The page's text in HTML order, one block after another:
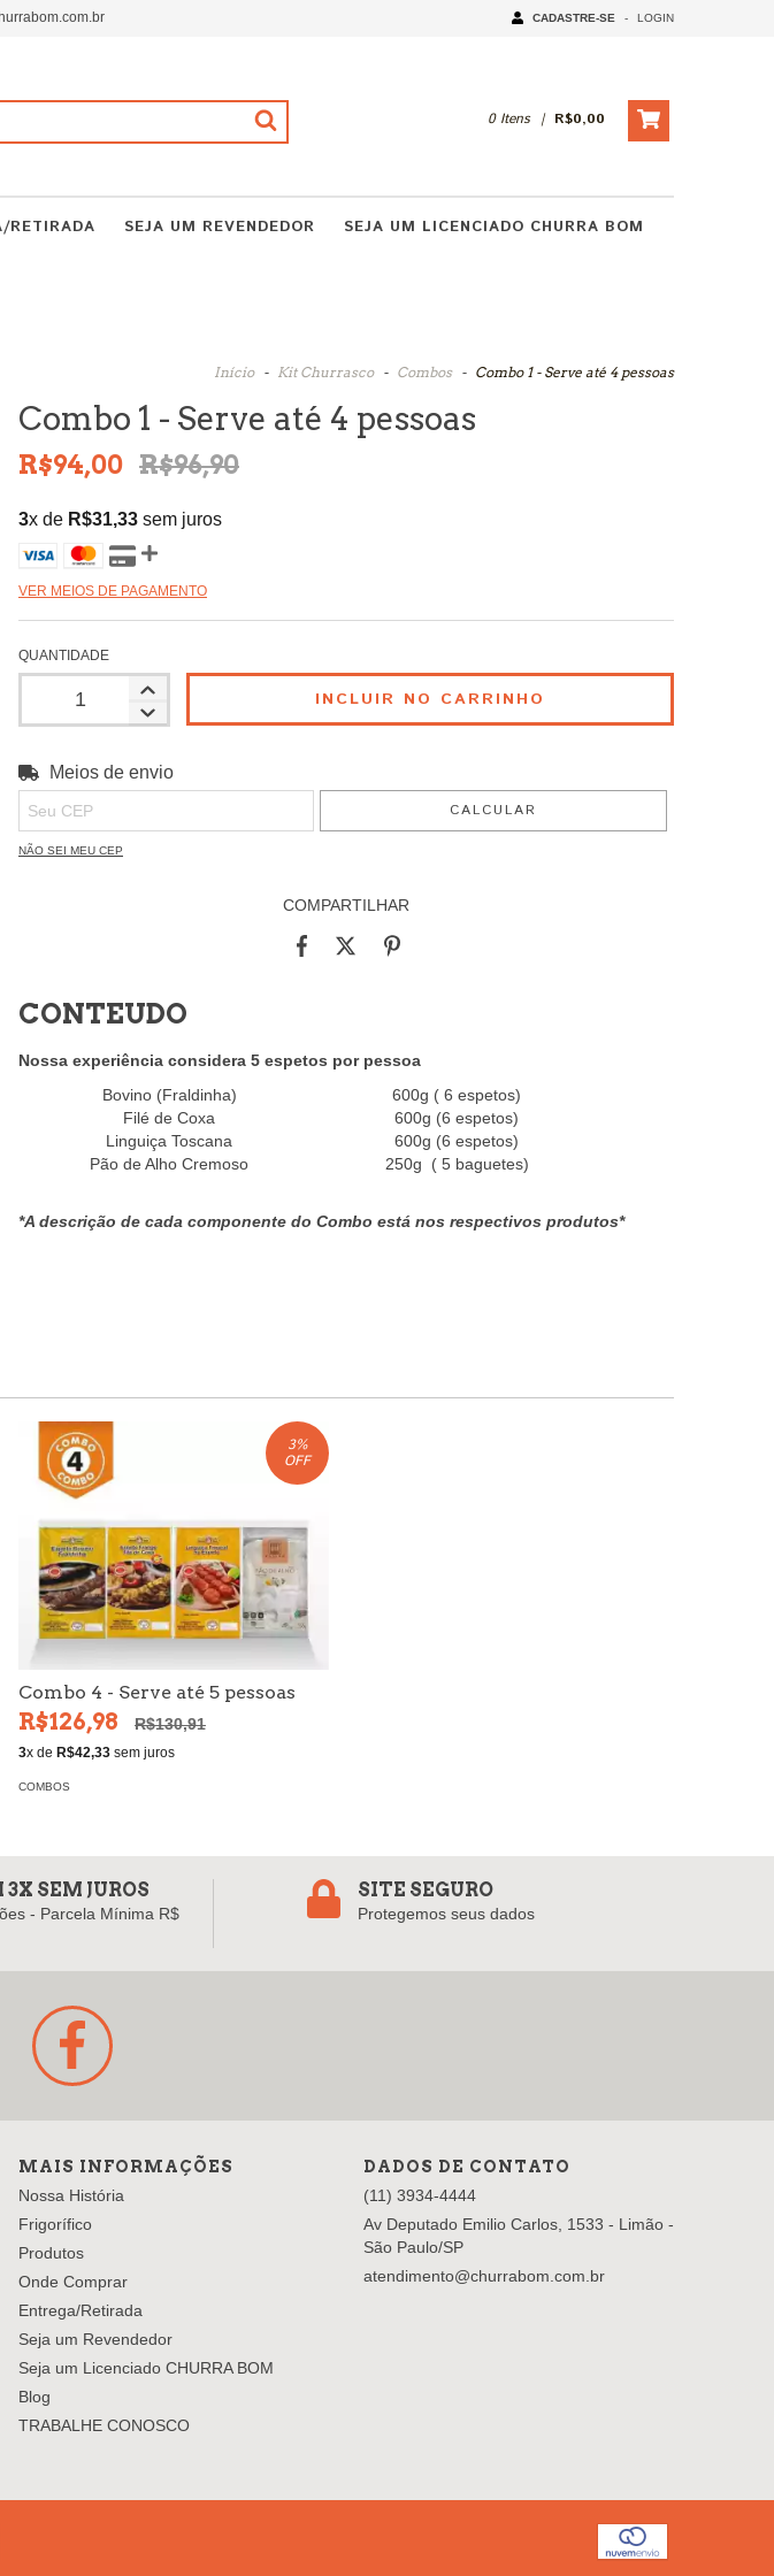
CADASTRE-SE - LOGIN
0 Itens | R$0,00
RETIRADA SEJA UM REVENDEDOR
SEJA UM LICENCIADO CHURRA BOM
Início - Kit Churrasco - Combos - Combo 1 - Serve até 4 pessoas
Combo 1 - Serve até 4 pessoas
R$94,00 R$96,90
3x de R$31,33 sem juros
VER MEIOS DE PAGAMENTO
QUANTIDADE
Entregas para o CEP:
Meios de envio
CALCULAR
NÃO SEI MEU CEP
COMPARTILHAR
CONTEUDO
Nossa experiência considera 5 espetos por pessoa
Bovino (Fraldinha)
600g ( 6 espetos)
Filé de Coxa
600g (6 espetos)
Linguiça Toscana
600g (6 espetos)
Pão de Alho Cremoso
250g ( 5 baguetes)
*A descrição de cada componente do Combo está nos respectivos produtos*
3%
OFF
Combo 4 - Serve até 5 pessoas
R$126,98 R$130,91
3x de R$42,33 sem juros
COMBOS
3X SEM JUROS
- Parcela Mínima R$
SITE SEGURO
Protegemos seus dados
MAIS INFORMAÇÕES
Nossa História
Frigorífico
Produtos
Onde Comprar
Entrega/Retirada
Seja um Revendedor
Seja um Licenciado CHURRA BOM
Blog
TRABALHE CONOSCO
DADOS DE CONTATO
(11) 3934-4444
Av Deputado Emilio Carlos, 1533 - Limão -
São Paulo/SP
atendimento@churrabom.com.br